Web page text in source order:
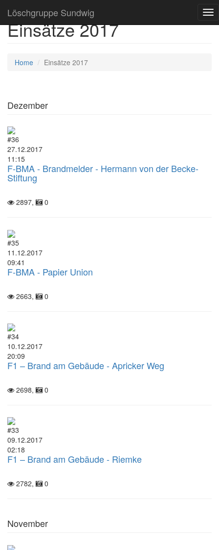
Löschgruppe Sundwig
Einsätze 2017
Home Einsätze 2017
Dezember
#36
27.12.2017
11:15
F-BMA - Brandmelder - Hermann von der Becke-
Stiftung
2897, 0
#35
11.12.2017
09:41
F-BMA - Papier Union
2663, 0
#34
10.12.2017
20:09
F1 – Brand am Gebäude - Apricker Weg
2698, 0
#33
09.12.2017
02:18
F1 – Brand am Gebäude - Riemke
2782, 0
November